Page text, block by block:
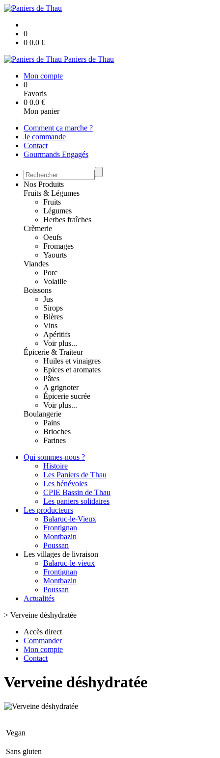
0
0 0.0 €
Paniers de Thau
Mon compte
0
Favoris
0 0.0 €
Mon panier
Comment ça marche ?
Je commande
Contact
Gourmands Engagés
Nos Produits
Fruits & Légumes
Fruits
Légumes
Herbes fraîches
Crèmerie
Oeufs
Fromages
Yaourts
Viandes
Porc
Volaille
Boissons
Jus
Sirops
Bières
Vins
Apéritifs
Voir plus...
Épicerie & Traiteur
Huiles et vinaigres
Epices et aromates
Pâtes
A grignoter
Épicerie sucrée
Voir plus...
Boulangerie
Pains
Brioches
Farines
Qui sommes-nous ?
Histoire
Les Paniers de Thau
Les bénévoles
CPIE Bassin de Thau
Les paniers solidaires
Les producteurs
Balaruc-le-Vieux
Frontignan
Montbazin
Poussan
Les villages de livraison
Balaruc-le-vieux
Frontignan
Montbazin
Poussan
Actualités
> Verveine déshydratée
Accès direct
Commander
Mon compte
Contact
Verveine déshydratée
Vegan
Sans gluten